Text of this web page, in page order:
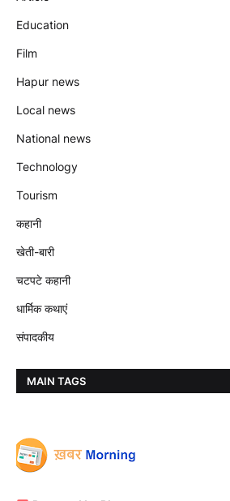
Education
Film
Hapur news
Local news
National news
Technology
Tourism
कहानी
खेती-बारी
चटपटे कहानी
धार्मिक कथाएं
संपादकीय
MAIN TAGS